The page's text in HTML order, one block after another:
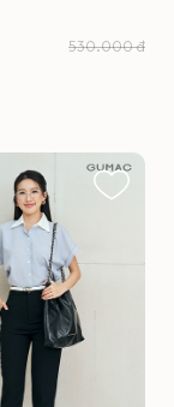
530.000 đ